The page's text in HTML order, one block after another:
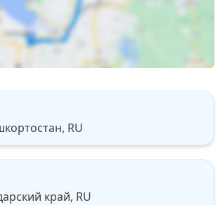
RU
край, RU